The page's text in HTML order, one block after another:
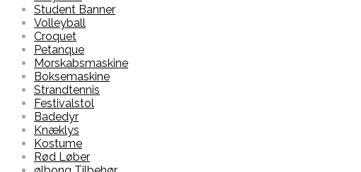
Student Banner
Volleyball
Croquet
Petanque
Morskabsmaskine
Boksemaskine
Strandtennis
Festivalstol
Badedyr
Knæklys
Kostume
Rød Løber